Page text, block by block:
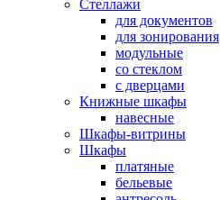
Стеллажи
для документов
для зонирования
модульные
со стеклом
с дверцами
Книжные шкафы
навесные
Шкафы-витрины
Шкафы
платяные
бельевые